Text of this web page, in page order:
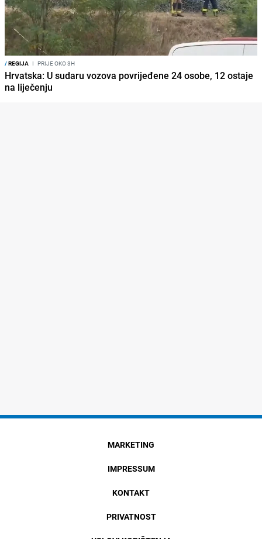
/REGIJA I PRIJE OKO 3H
Hrvatska: U sudaru vozova povrijeđene 24 osobe, 12 ostaje
na liječenju
MARKETING
IMPRESSUM
KONTAKT
PRIVATNOST